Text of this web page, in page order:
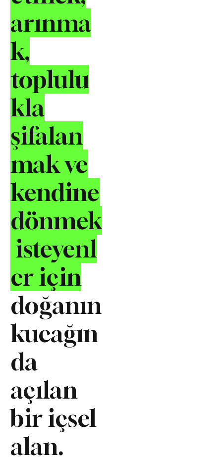
arınma
k,
toplulu
kla
şifalan
mak ve
kendine
dönmek
isteyenl
er için
doğanın
kucağın
da
açılan
bir içsel
alan.